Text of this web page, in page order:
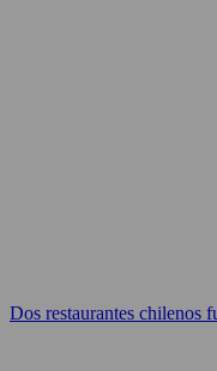
Dos restaurantes chilenos